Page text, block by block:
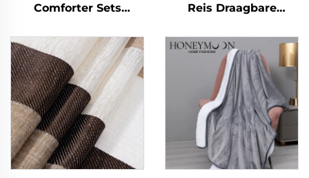
Comforter Sets
Beddenlinnen Set
Comforter
Reis Draagbare
Pompon Worp Deken